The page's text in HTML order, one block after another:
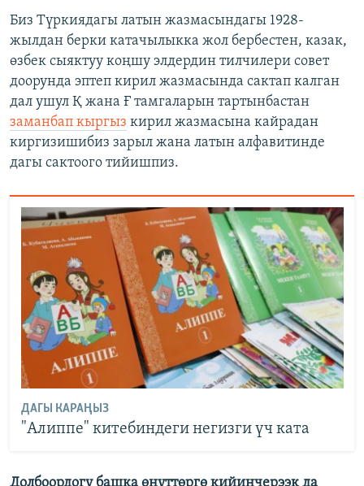
Биз Түркиядагы латын жазмасындагы 1928-
жылдан берки катачылыкка жол бербестен, казак,
өзбек сыяктуу коңшу элдердин тилчилери совет
доорунда эптеп кирил жазмасында сактап калган
дал ушул Қ жана Ғ тамгаларын тартынбастан
заманбап кыргыз кирил жазмасына кайрадан
киргизишибиз зарыл жана латын алфавитинде
дагы сактоого тийишпиз.
ДАГЫ КАРАҢЫЗ
"Алиппе" китебиндеги негизги үч ката